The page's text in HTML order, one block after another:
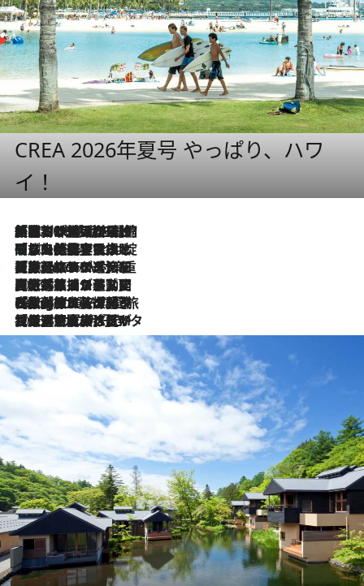
CREA 2026年夏号 やっぱり、ハワ
イ！
2026.8.6
「荷物が増えるほど旅ストレスは増す」美容ジャーナリストがたどり着いた最終結論。“化粧品を劇的に減らす”感動の凝縮美容とは
2026.8.6
「旅先には金髪ウィッグを持参」日本と同じメイクでは損してる!? 美容ジャーナリストが提案する“掟破りの旅美容”とは
2026.8.6
【厳選旅コスメ】「身軽さ＆UV対策重視！」ヘアアーティストshucoが選んだ夏旅ベストコスメを発表【Mサイズジップ】
2026.8.5
【厳選旅コスメ】国内をあちこち移動する河井菜摘が選んだ夏旅ベストコスメ発表！「リラックスアイテムはマスト」【Mサイズジップ】
2026.8.4
【厳選旅コスメ】「紫外線＆乾燥対策しながらメイク感も！」ヘア＆メイクGeorgeが選んだ夏旅ベストコスメを発表！【Mサイズジップ】
2026.8.3
【厳選旅コスメ】「保湿もタイパ重視！」“サウナ好き”タレント清水みさとが愛用する夏旅ベストコスメを発表！【Mサイズジップ】